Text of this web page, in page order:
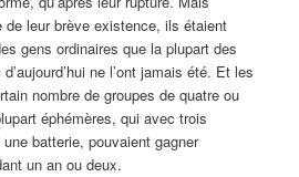
de leur brève existence, ils étaient
gens ordinaires que la plupart des
ne l’ont jamais été. Et les
nombre de groupes de quatre ou
éphémères, qui avec trois
batterie, pouvaient gagner
un an ou deux.